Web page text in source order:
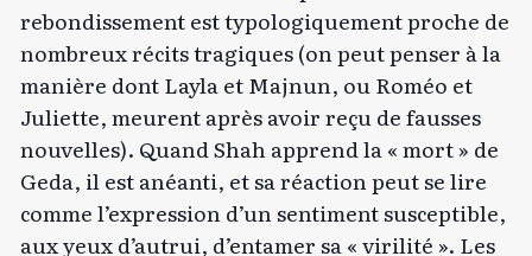
rebondissement est typologiquement proche de
nombreux récits tragiques (on peut penser à la
manière dont Layla et Majnun, ou Roméo et
Juliette, meurent après avoir reçu de fausses
nouvelles). Quand Shah apprend la « mort » de
Geda, il est anéanti, et sa réaction peut se lire
comme l’expression d’un sentiment susceptible,
aux yeux d’autrui, d’entamer sa « virilité ». Les